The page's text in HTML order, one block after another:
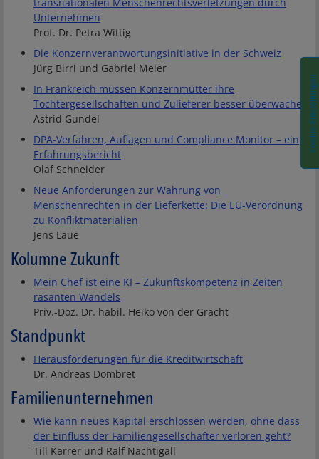
Unternehmen
Prof. Dr. Petra Wittig
Die Konzernverantwortungsinitiative in der Schweiz
Jürg Birri und Gabriel Meier
In Frankreich müssen Konzernmütter ihre
Tochtergesellschaften und Zulieferer besser überwachen
Astrid Gundel
DPA-Verfahren, Auflagen und Compliance Monitor – ein
Erfahrungsbericht
Olaf Schneider
Neue Anforderungen zur Wahrung von
Menschenrechten in der Lieferkette: Die EU-Verordnung
zu Konfliktmaterialien
Jens Laue
Kolumne Zukunft
Mein Chef ist eine KI – Zukunftskompetenz in Zeiten
rasanten Wandels
Priv.-Doz. Dr. habil. Heiko von der Gracht
Standpunkt
Herausforderungen für die Kreditwirtschaft
Dr. Andreas Dombret
Familienunternehmen
Wie kann neues Kapital erschlossen werden, ohne dass
der Einfluss der Familiengesellschafter verloren geht?
Till Karrer und Ralf Nachtigall
Cookie-Einstellungen